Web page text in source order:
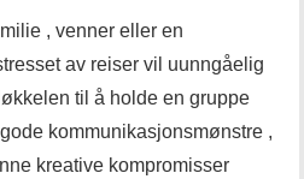
, venner eller en
av reiser vil uunngåelig
til å holde en gruppe
kommunikasjonsmønstre ,
kreative kompromisser